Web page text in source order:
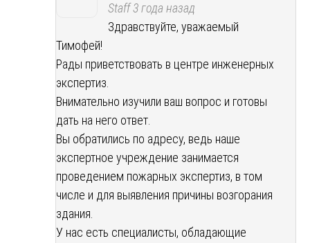
Staff3 года назад
Здравствуйте, уважаемый
Тимофей!
Рады приветствовать в центре инженерных
экспертиз.
Внимательно изучили ваш вопрос и готовы
дать на него ответ.
Вы обратились по адресу, ведь наше
экспертное учреждение занимается
проведением пожарных экспертиз, в том
числе и для выявления причины возгорания
здания.
У нас есть специалисты, обладающие